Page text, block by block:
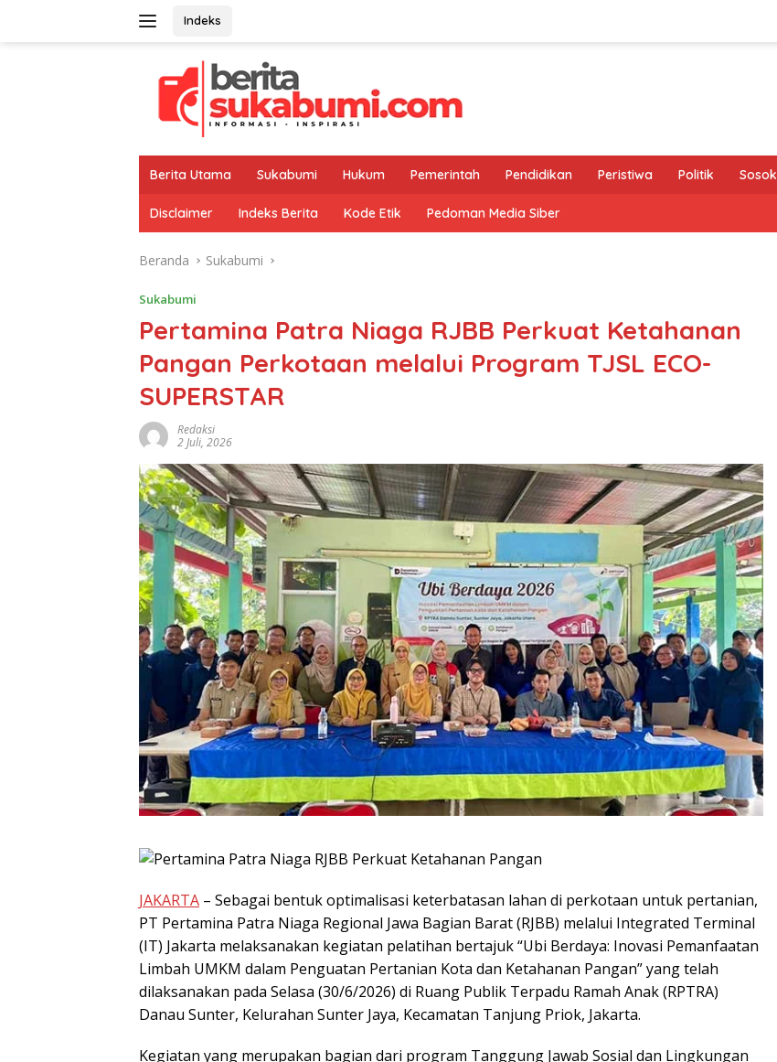
Indeks
Berita Utama Sukabumi Hukum Pemerintah Pendidikan Peristiwa Politik Sosok
Disclaimer Indeks Berita Kode Etik Pedoman Media Siber
Beranda Sukabumi
Sukabumi
Pertamina Patra Niaga RJBB Perkuat Ketahanan
Pangan Perkotaan melalui Program TJSL ECO-
SUPERSTAR
Redaksi
2 Juli, 2026
JAKARTA – Sebagai bentuk optimalisasi keterbatasan lahan di perkotaan untuk pertanian,
PT Pertamina Patra Niaga Regional Jawa Bagian Barat (RJBB) melalui Integrated Terminal
(IT) Jakarta melaksanakan kegiatan pelatihan bertajuk “Ubi Berdaya: Inovasi Pemanfaatan
Limbah UMKM dalam Penguatan Pertanian Kota dan Ketahanan Pangan” yang telah
dilaksanakan pada Selasa (30/6/2026) di Ruang Publik Terpadu Ramah Anak (RPTRA)
Danau Sunter, Kelurahan Sunter Jaya, Kecamatan Tanjung Priok, Jakarta.
Kegiatan yang merupakan bagian dari program Tanggung Jawab Sosial dan Lingkungan